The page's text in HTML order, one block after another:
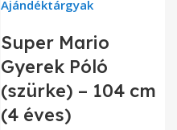
Ajándéktárgyak
Super Mario
Gyerek Póló
(szürke) – 104 cm
(4 éves)